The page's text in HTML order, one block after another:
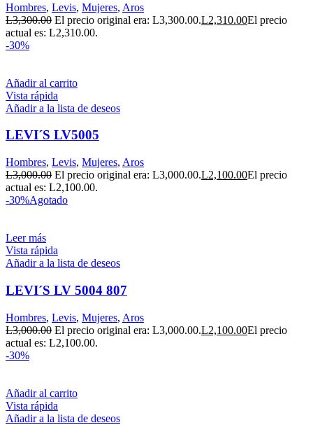
Hombres, Levis, Mujeres, Aros
L3,300.00 El precio original era: L3,300.00.L2,310.00El precio
actual es: L2,310.00.
-30%
Añadir al carrito
Vista rápida
Añadir a la lista de deseos
LEVI´S LV5005
Hombres, Levis, Mujeres, Aros
L3,000.00 El precio original era: L3,000.00.L2,100.00El precio
actual es: L2,100.00.
-30%Agotado
Leer más
Vista rápida
Añadir a la lista de deseos
LEVI´S LV 5004 807
Hombres, Levis, Mujeres, Aros
L3,000.00 El precio original era: L3,000.00.L2,100.00El precio
actual es: L2,100.00.
-30%
Añadir al carrito
Vista rápida
Añadir a la lista de deseos